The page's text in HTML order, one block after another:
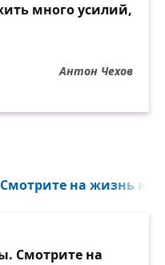
много усилий,
Антон Чехов
на жизнь не
Смотрите на